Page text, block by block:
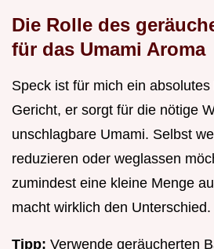
Die Rolle des
für das Umami Aroma
Speck ist für mich ein
Gericht, er sorgt für die nötige
unschlagbare Umami. Selbst
reduzieren oder weglassen
zumindest eine kleine Menge
macht wirklich den Unterschied.
Tipp: Verwende geräucherten